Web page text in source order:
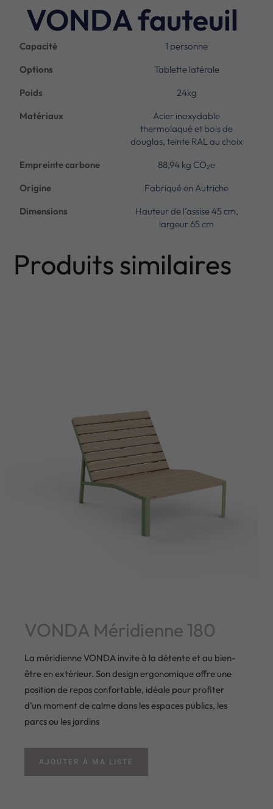
VONDA fauteuil
Capacité
1 personne
Options
Tablette latérale
Poids
24kg
Matériaux
Acier inoxydable
thermolaqué et bois de
douglas, teinte RAL au choix
Empreinte carbone
88,94 kg CO₂e
Origine
Fabriqué en Autriche
Dimensions
Hauteur de l’assise 45 cm,
largeur 65 cm
Produits similaires
VONDA Méridienne 180
La méridienne VONDA invite à la détente et au bien-
être en extérieur. Son design ergonomique offre une
position de repos confortable, idéale pour profiter
d’un moment de calme dans les espaces publics, les
parcs ou les jardins
AJOUTER À MA LISTE